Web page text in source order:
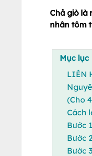
Chả giò là
nhân tôm
Mục lục
LIÊN
(Cho
Cách
Bước
Bước
Bước